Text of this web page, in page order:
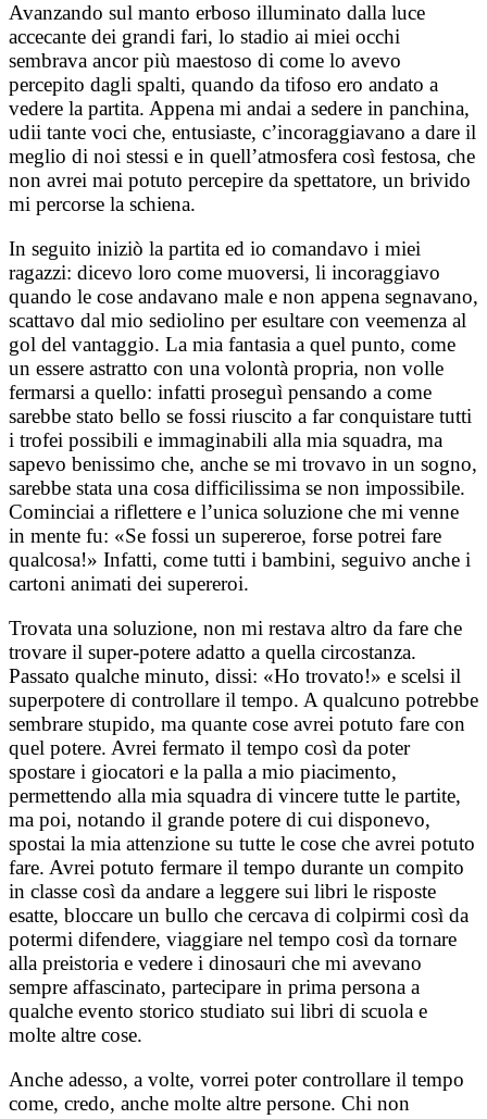
Avanzando sul manto erboso illuminato dalla luce
accecante dei grandi fari, lo stadio ai miei occhi
sembrava ancor più maestoso di come lo avevo
percepito dagli spalti, quando da tifoso ero andato a
vedere la partita. Appena mi andai a sedere in panchina,
udii tante voci che, entusiaste, c’incoraggiavano a dare il
meglio di noi stessi e in quell’atmosfera così festosa, che
non avrei mai potuto percepire da spettatore, un brivido
mi percorse la schiena.
In seguito iniziò la partita ed io comandavo i miei
ragazzi: dicevo loro come muoversi, li incoraggiavo
quando le cose andavano male e non appena segnavano,
scattavo dal mio sediolino per esultare con veemenza al
gol del vantaggio. La mia fantasia a quel punto, come
un essere astratto con una volontà propria, non volle
fermarsi a quello: infatti proseguì pensando a come
sarebbe stato bello se fossi riuscito a far conquistare tutti
i trofei possibili e immaginabili alla mia squadra, ma
sapevo benissimo che, anche se mi trovavo in un sogno,
sarebbe stata una cosa difficilissima se non impossibile.
Cominciai a riflettere e l’unica soluzione che mi venne
in mente fu: «Se fossi un supereroe, forse potrei fare
qualcosa!» Infatti, come tutti i bambini, seguivo anche i
cartoni animati dei supereroi.
Trovata una soluzione, non mi restava altro da fare che
trovare il super-potere adatto a quella circostanza.
Passato qualche minuto, dissi: «Ho trovato!» e scelsi il
superpotere di controllare il tempo. A qualcuno potrebbe
sembrare stupido, ma quante cose avrei potuto fare con
quel potere. Avrei fermato il tempo così da poter
spostare i giocatori e la palla a mio piacimento,
permettendo alla mia squadra di vincere tutte le partite,
ma poi, notando il grande potere di cui disponevo,
spostai la mia attenzione su tutte le cose che avrei potuto
fare. Avrei potuto fermare il tempo durante un compito
in classe così da andare a leggere sui libri le risposte
esatte, bloccare un bullo che cercava di colpirmi così da
potermi difendere, viaggiare nel tempo così da tornare
alla preistoria e vedere i dinosauri che mi avevano
sempre affascinato, partecipare in prima persona a
qualche evento storico studiato sui libri di scuola e
molte altre cose.
Anche adesso, a volte, vorrei poter controllare il tempo
come, credo, anche molte altre persone. Chi non